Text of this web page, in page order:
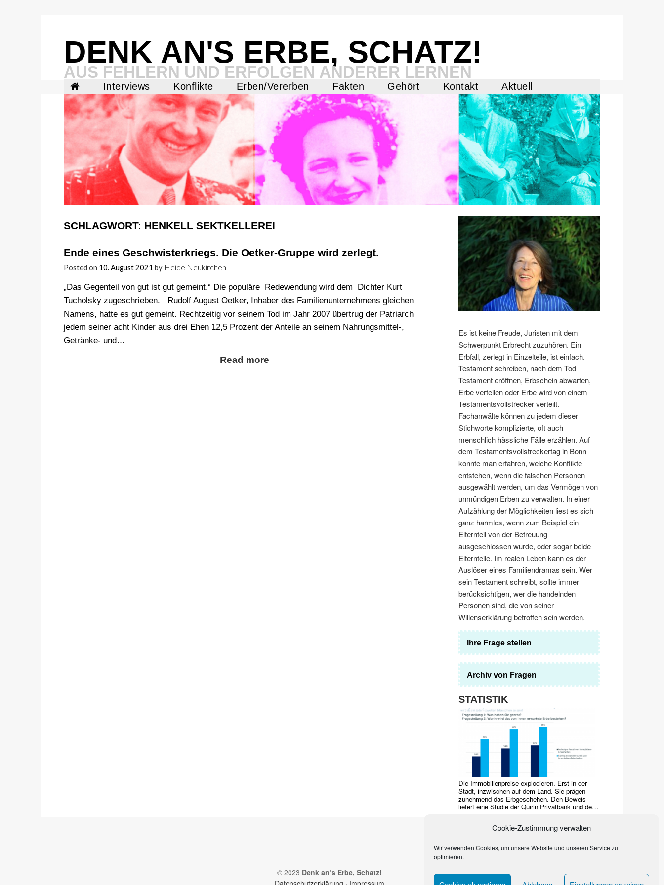
Cookie-Zustimmung verwalten
Wir verwenden Cookies, um unsere Website und unseren Service zu
optimieren.
DENK AN'S ERBE, SCHATZ!
AUS FEHLERN UND ERFOLGEN ANDERER LERNEN
Interviews Konflikte Erben/Vererben Fakten Gehört Kontakt Aktuell
SCHLAGWORT: HENKELL SEKTKELLEREI
Ende eines Geschwisterkriegs. Die Oetker-Gruppe wird zerlegt.
Posted on 10. August 2021 by Heide Neukirchen
„Das Gegenteil von gut ist gut gemeint.“ Die populäre Redewendung wird dem Dichter Kurt
Tucholsky zugeschrieben. Rudolf August Oetker, Inhaber des Familienunternehmens gleichen
Namens, hatte es gut gemeint. Rechtzeitig vor seinem Tod im Jahr 2007 übertrug der Patriarch
jedem seiner acht Kinder aus drei Ehen 12,5 Prozent der Anteile an seinem Nahrungsmittel-,
Getränke- und…
Read more
Es ist keine Freude, Juristen mit dem
Schwerpunkt Erbrecht zuzuhören. Ein
Erbfall, zerlegt in Einzelteile, ist einfach.
Testament schreiben, nach dem Tod
Testament eröffnen, Erbschein abwarten,
Erbe verteilen oder Erbe wird von einem
Testamentsvollstrecker verteilt.
Fachanwälte können zu jedem dieser
Stichworte komplizierte, oft auch
menschlich hässliche Fälle erzählen. Auf
dem Testamentsvollstreckertag in Bonn
konnte man erfahren, welche Konflikte
entstehen, wenn die falschen Personen
ausgewählt werden, um das Vermögen von
unmündigen Erben zu verwalten. In einer
Aufzählung der Möglichkeiten liest es sich
ganz harmlos, wenn zum Beispiel ein
Elternteil von der Betreuung
ausgeschlossen wurde, oder sogar beide
Elternteile. Im realen Leben kann es der
Auslöser eines Familiendramas sein. Wer
sein Testament schreibt, sollte immer
berücksichtigen, wer die handelnden
Personen sind, die von seiner
Willenserklärung betroffen sein werden.
Ihre Frage stellen
Archiv von Fragen
STATISTIK
Die Immobilienpreise explodieren. Erst in der
Stadt, inzwischen auf dem Land. Sie prägen
zunehmend das Erbgeschehen. Den Beweis
liefert eine Studie der Quirin Privatbank und des
© 2023 Denk an’s Erbe, Schatz!